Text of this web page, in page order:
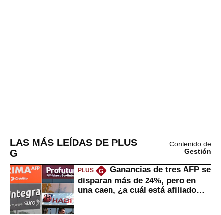
LAS MÁS LEÍDAS DE PLUS
G
Contenido de
Gestión
PLUS G
Ganancias de tres AFP se
disparan más de 24%, pero en
una caen, ¿a cuál está afiliado